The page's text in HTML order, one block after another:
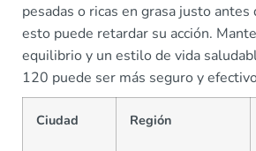
pesadas o ricas en grasa justo
esto puede retardar su acción.
equilibrio y un estilo de vida
120 puede ser más seguro y
Ciudad Región